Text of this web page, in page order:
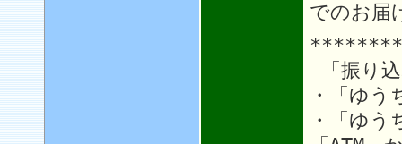
でのお届
「振り
・「ゆ
・「ゆ